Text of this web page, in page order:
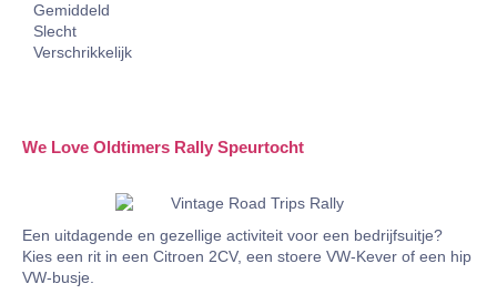
Gemiddeld
Slecht
Verschrikkelijk
We Love Oldtimers Rally Speurtocht
Een uitdagende en gezellige activiteit voor een bedrijfsuitje?
Kies een rit in een Citroen 2CV, een stoere VW-Kever of een hip
VW-busje.